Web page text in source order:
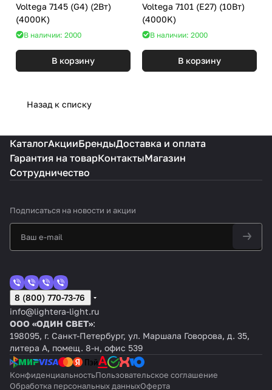
Voltega 7145 (G4) (2Вт)
(4000K)
В наличии: 2000
В корзину
Voltega 7101 (E27) (10Вт)
(4000K)
В наличии: 2000
В корзину
Назад к списку
КаталогАкцииБрендыДоставка и оплата
Гарантия на товарКонтактыМагазин
Сотрудничество
Подписаться на новости и акции
8 (800) 770-73-76
info@lightera-light.ru
ООО «ОДИН СВЕТ»:
198095, г. Санкт-Петербург, ул. Маршала Говорова, д. 35,
литера А, помещ. 8-н, офис 539
КонфиденциальностьПользовательское соглашение
Обработка персональных данныхОферта